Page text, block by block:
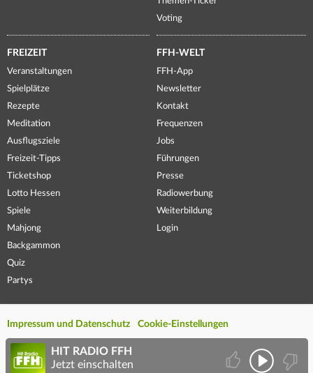
Voting
FREIZEIT
Veranstaltungen
Spielplätze
Rezepte
Meditation
Ausflugsziele
Freizeit-Tipps
Ticketshop
Lotto Hessen
Spiele
Mahjong
Backgammon
Quiz
Partys
FFH-WELT
FFH-App
Newsletter
Kontakt
Frequenzen
Jobs
Führungen
Presse
Radiowerbung
Weiterbildung
Login
Impressum und Datenschutz Cookie-Einstellungen
HIT RADIO FFH
Jetzt einschalten